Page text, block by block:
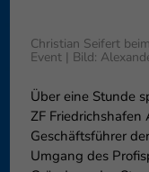
Christian Seifert
Event | Bild:
Über eine Stunde
ZF Friedrichshafen
Geschäftsführer
Umgang des
Cookies auswählen.
Speichern
Datenschutzeinstellungen
Essenziell (1)